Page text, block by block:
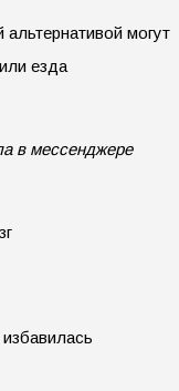
могут
езда
в мессенджере